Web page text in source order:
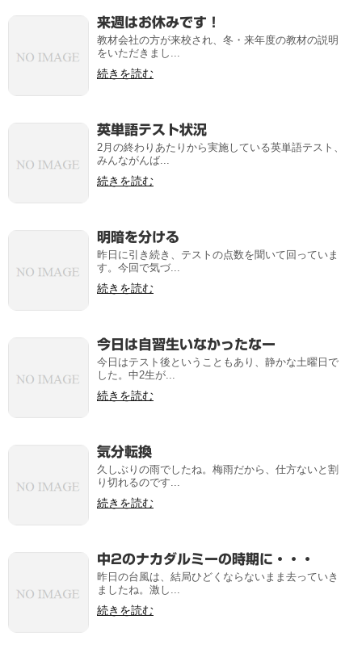
来週はお休みです！
教材会社の方が来校され、冬・来年度の教材の説明
をいただきまし...
続きを読む
英単語テスト状況
2月の終わりあたりから実施している英単語テスト、
みんながんば...
続きを読む
明暗を分ける
昨日に引き続き、テストの点数を聞いて回っていま
す。今回で気づ...
続きを読む
今日は自習生いなかったなー
今日はテスト後ということもあり、静かな土曜日で
した。中2生が...
続きを読む
気分転換
久しぶりの雨でしたね。梅雨だから、仕方ないと割
り切れるのです...
続きを読む
中2のナカダルミーの時期に・・・
昨日の台風は、結局ひどくならないまま去っていき
ましたね。激し...
続きを読む